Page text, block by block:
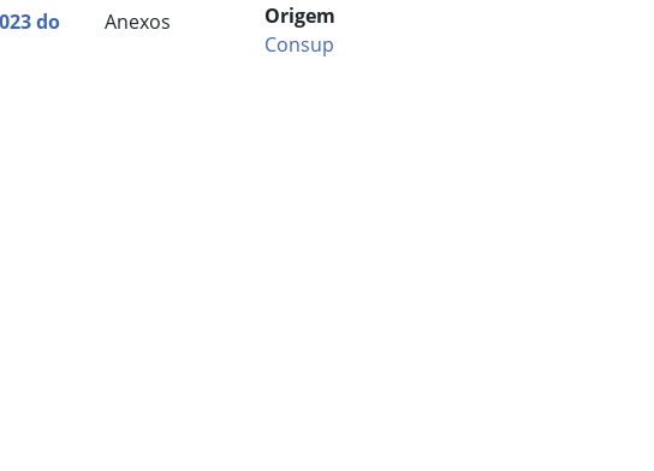
do
Anexos
Origem
Consup